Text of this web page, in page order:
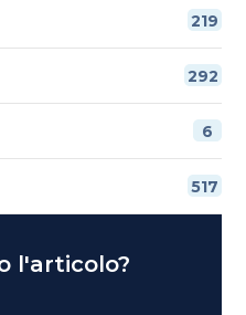
219
292
6
517
l'articolo?